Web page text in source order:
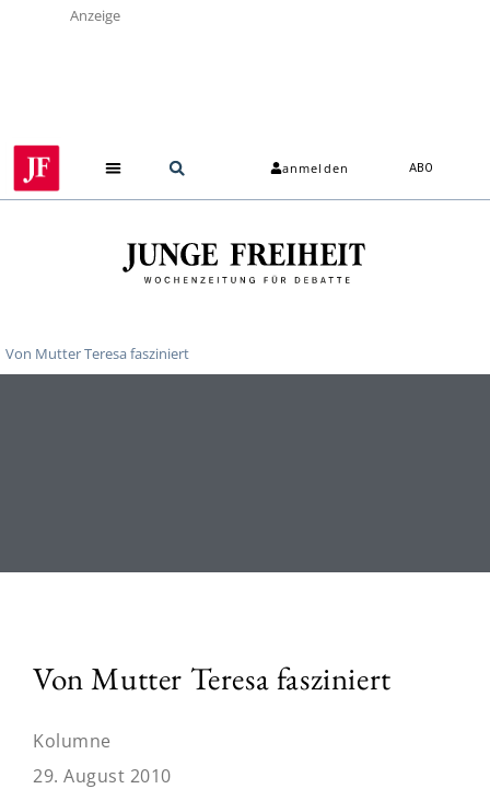
Anzeige
anmelden ABO
Von Mutter Teresa fasziniert
Von Mutter Teresa fasziniert
Kolumne
29. August 2010